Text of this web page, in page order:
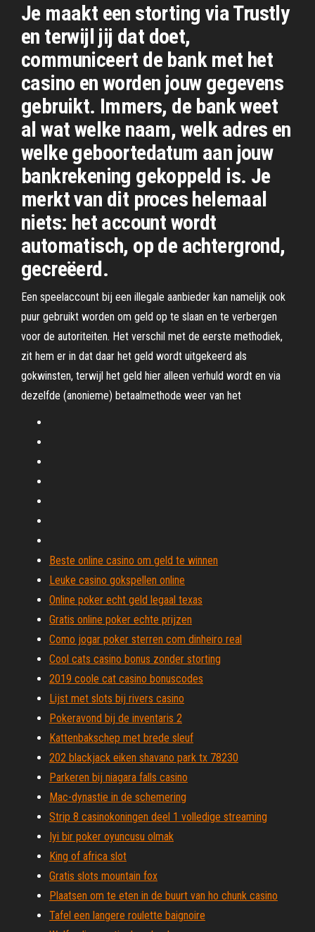
Je maakt een storting via Trustly
en terwijl jij dat doet,
communiceert de bank met het
casino en worden jouw gegevens
gebruikt. Immers, de bank weet
al wat welke naam, welk adres en
welke geboortedatum aan jouw
bankrekening gekoppeld is. Je
merkt van dit proces helemaal
niets: het account wordt
automatisch, op de achtergrond,
gecreëerd.
Een speelaccount bij een illegale aanbieder kan namelijk ook
puur gebruikt worden om geld op te slaan en te verbergen
voor de autoriteiten. Het verschil met de eerste methodiek,
zit hem er in dat daar het geld wordt uitgekeerd als
gokwinsten, terwijl het geld hier alleen verhuld wordt en via
dezelfde (anonieme) betaalmethode weer van het
Beste online casino om geld te winnen
Leuke casino gokspellen online
Online poker echt geld legaal texas
Gratis online poker echte prijzen
Como jogar poker sterren com dinheiro real
Cool cats casino bonus zonder storting
2019 coole cat casino bonuscodes
Lijst met slots bij rivers casino
Pokeravond bij de inventaris 2
Kattenbakschep met brede sleuf
202 blackjack eiken shavano park tx 78230
Parkeren bij niagara falls casino
Mac-dynastie in de schemering
Strip 8 casinokoningen deel 1 volledige streaming
Iyi bir poker oyuncusu olmak
King of africa slot
Gratis slots mountain fox
Plaatsen om te eten in de buurt van ho chunk casino
Tafel een langere roulette baignoire